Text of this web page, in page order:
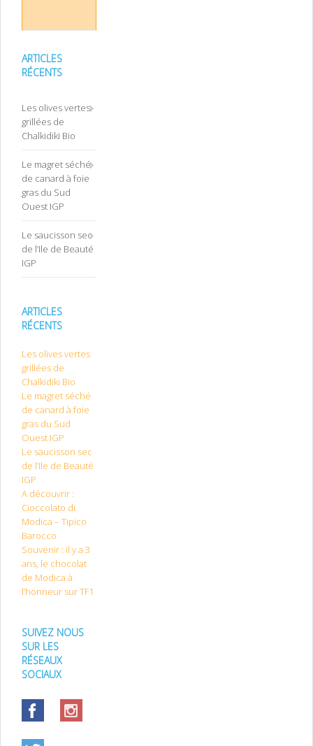
ARTICLES
RÉCENTS
Les olives vertes
grillées de
Chalkidiki Bio
Le magret séché
de canard à foie
gras du Sud
Ouest IGP
Le saucisson sec
de l’Ile de Beauté
IGP
ARTICLES
RÉCENTS
Les olives vertes
grillées de
Chalkidiki Bio
Le magret séché
de canard à foie
gras du Sud
Ouest IGP
Le saucisson sec
de l’Ile de Beauté
IGP
A découvrir :
Cioccolato di
Modica – Tipico
Barocco
Souvenir : il y a 3
ans, le chocolat
de Modica à
l’honneur sur TF1
SUIVEZ NOUS
SUR LES
RÉSEAUX
SOCIAUX